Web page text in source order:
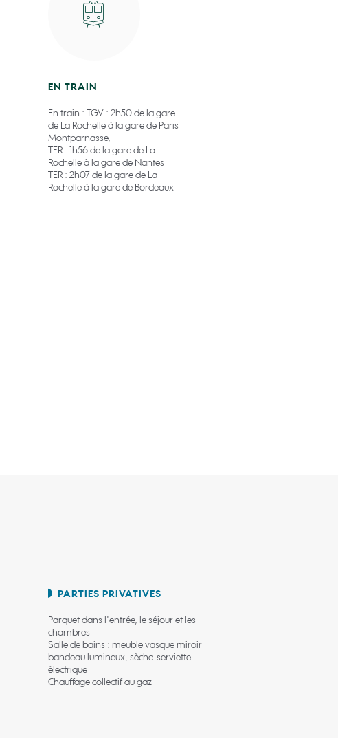
EN TRAIN
En train : TGV : 2h50 de la gare
de La Rochelle à la gare de Paris
Montparnasse,
TER : 1h56 de la gare de La
Rochelle à la gare de Nantes
TER : 2h07 de la gare de La
Rochelle à la gare de Bordeaux
PARTIES PRIVATIVES
Parquet dans l'entrée, le séjour et les
chambres
Salle de bains : meuble vasque miroir
bandeau lumineux, sèche-serviette
électrique
Chauffage collectif au gaz